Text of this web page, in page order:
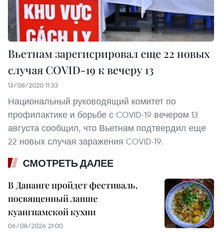
Вьетнам зарегисрировал еще 22 новых
случая COVID-19 к вечеру 13
13/08/2020 11:33
Национальный руководящий комитет по
профилактике и борьбе с COVID-19 вечером 13
августа сообщил, что Вьетнам подтвердил еще
22 новых случая заражения COVID-19.
СМОТРЕТЬ ДАЛЕЕ
В Дананге пройдет фестиваль,
посвященный лапше
куангнамской кухни
06/08/2026 21:00